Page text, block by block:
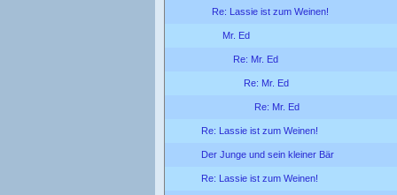
Re: Lassie ist zum Weinen!
Mr. Ed
Re: Mr. Ed
Re: Mr. Ed
Re: Mr. Ed
Re: Lassie ist zum Weinen!
Der Junge und sein kleiner Bär
Re: Lassie ist zum Weinen!